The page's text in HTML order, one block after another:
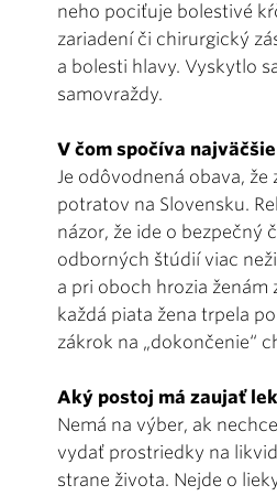
neho pociťuje bolestivé
zariadení či chirurgický
a bolesti hlavy. Vyskytlo
samovraždy.
V čom spočíva
Je odôvodnená obava,
potratov na Slovensku.
názor, že ide o bezpečný
odborných štúdií viac
a pri oboch hrozia ženám
každá piata žena trpela
zákrok na „dokon­če­nie“
Aký postoj má zaujať
Nemá na výber, ak
vydať prostriedky na
strane života. Nejde o